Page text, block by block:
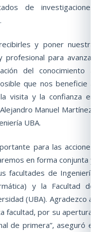
de investigaciones
y poner nuestra
para avanzar
del conocimiento a
que nos beneficie a
visita y la confianza en
Manuel Martínez,
UBA.
para las acciones
en forma conjunta y
facultades de Ingeniería
y la Facultad de
(UBA). Agradezco al
facultad, por su apertura,
de primera”, aseguró el